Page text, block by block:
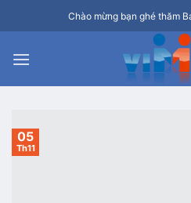
qua
dung
Chào mừng bạn ghé thăm
05
Th11